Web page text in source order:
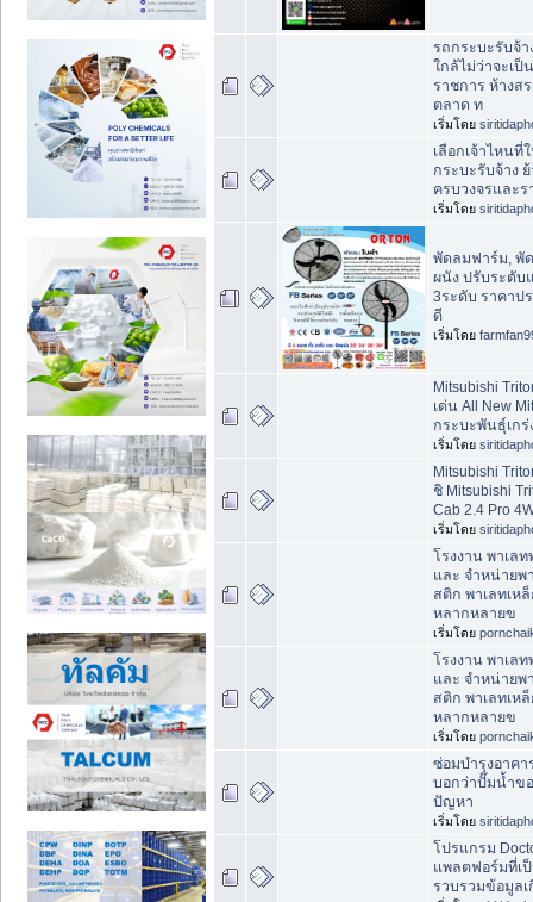
รถกระบะรับจ้
ใกล้ไม่ว่าจะเป็
ราชการ ห้างส
ตลาด ท
เริ่มโดย
เลือกเจ้าไหนที่
กระบะรับจ้าง
ครบวงจรและร
เริ่มโดย
พัดลมฟาร์ม, พั
ผนัง ปรับระดับ
3ระดับ ราคาป
ดี
เริ่มโดย
Mitsubishi
เด่น All New
กระบะพันธุ์เกร่
เริ่มโดย
Mitsubishi
ชิ Mitsubishi
Cab 2.4 Pro
เริ่มโดย
โรงงาน พาเล
และ จำหน่ายพ
สติก พาเลทเห
หลากหลายข
เริ่มโดย
โรงงาน พาเล
และ จำหน่ายพ
สติก พาเลทเห
หลากหลายข
เริ่มโดย
ซ่อมบำรุงอาค
บอกว่าปั๊มน้ำขอ
ปัญหา
เริ่มโดย
โปรแกรม
แพลตฟอร์มที่เ
รวบรวมข้อมูล